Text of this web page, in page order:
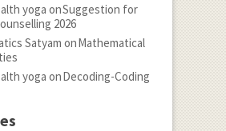
yoga onSuggestion for
2026
Satyam onMathematical
yoga onDecoding-Coding